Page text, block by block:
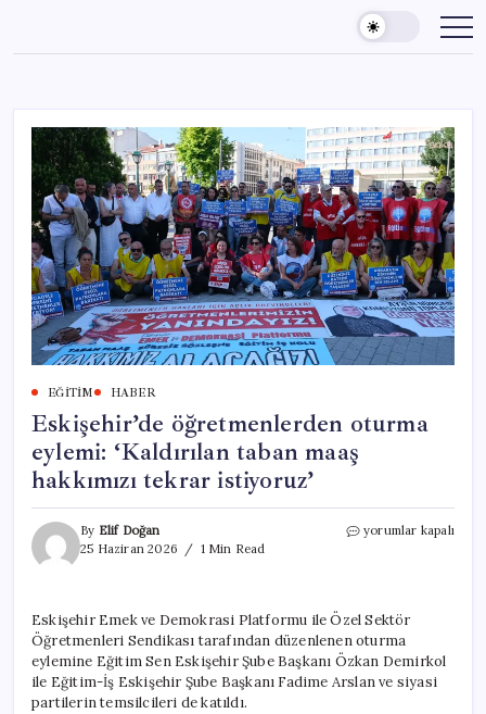
content
EĞITIM HABER
Eskişehir’de öğretmenlerden oturma
eylemi: ‘Kaldırılan taban maaş
hakkımızı tekrar istiyoruz’
By Elif Doğan
25 Haziran 2026
1 Min Read
Eskişehir’de
taban
maaş
hakkımızı
tekrar
yorumlar kapalı
Eskişehir Emek ve Demokrasi Platformu ile Özel Sektör
Öğretmenleri Sendikası tarafından düzenlenen oturma
eylemine Eğitim Sen Eskişehir Şube Başkanı Özkan Demirkol
ile Eğitim-İş Eskişehir Şube Başkanı Fadime Arslan ve siyasi
partilerin temsilcileri de katıldı.